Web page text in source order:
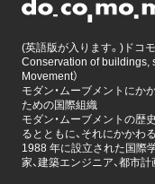
(英語版が入ります。)ドコ
Conservation of buildings,
Movement）
モダン・ムーブメントにか
ための国際組織
モダン・ムーブメントの歴
るとともに、それにかかわ
1988 年に設立された国際
家、建築エンジニア、都市